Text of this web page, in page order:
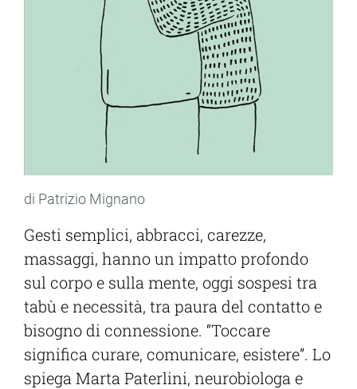
di Patrizio Mignano
Gesti semplici, abbracci, carezze,
massaggi, hanno un impatto profondo
sul corpo e sulla mente, oggi sospesi tra
tabù e necessità, tra paura del contatto e
bisogno di connessione. “Toccare
significa curare, comunicare, esistere”. Lo
spiega Marta Paterlini, neurobiologa e